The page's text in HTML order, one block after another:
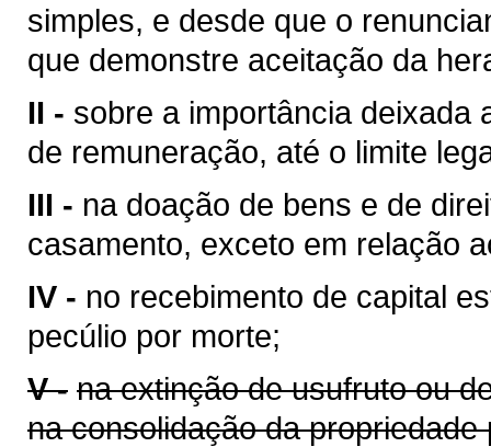
simples, e desde que o
que demonstre aceitação da
II - sobre a importância deixada
de remuneração, até o limite
III - na doação de bens e de
casamento, exceto em relação
IV - no recebimento de capital
pecúlio por morte;
V - na extinção de usufruto ou
na consolidação da propriedade